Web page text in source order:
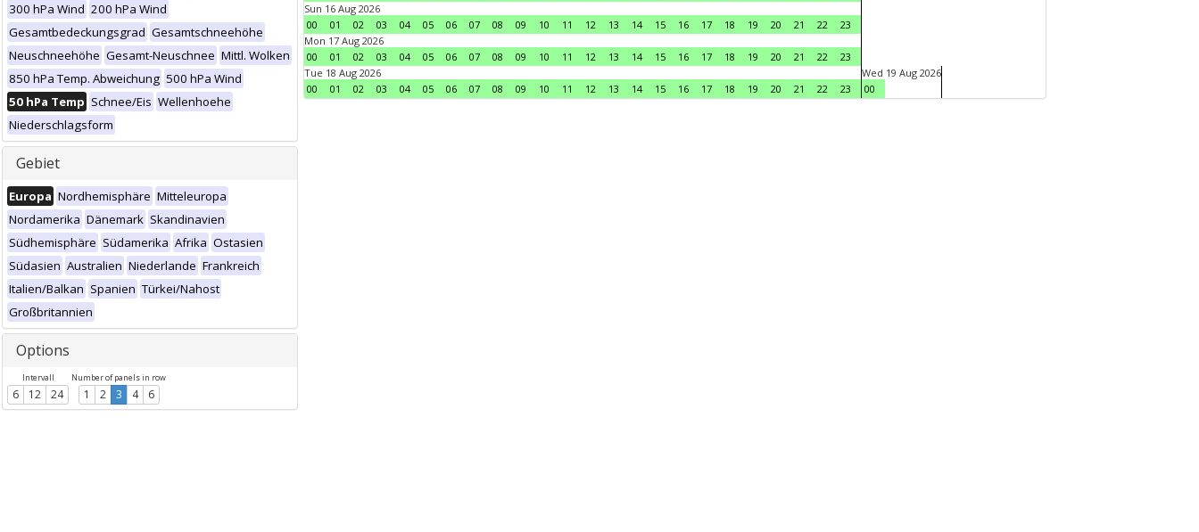
300 hPa Wind 200 hPa Wind
Gesamtbedeckungsgrad Gesamtschneehöhe
Neuschneehöhe Gesamt-Neuschnee Mittl. Wolken
850 hPa Temp. Abweichung 500 hPa Wind
50 hPa Temp Schnee/Eis Wellenhoehe
Niederschlagsform
Gebiet
Europa Nordhemisphäre Mitteleuropa
Nordamerika Dänemark Skandinavien
Südhemisphäre Südamerika Afrika Ostasien
Südasien Australien Niederlande Frankreich
Italien/Balkan Spanien Türkei/Nahost
Großbritannien
Options
Intervall
6 12 24
Number of panels in row
1 2 3 4 6
Sun 16 Aug 2026
00
01 02 03 04 05 06 07 08 09 10 11 12 13 14 15 16 17 18 19 20 21 22
23
Mon 17 Aug 2026
00
01 02 03 04 05 06 07 08 09 10 11 12 13 14 15 16 17 18 19 20 21 22
23
Tue 18 Aug 2026
00
01 02 03 04 05 06 07 08 09 10 11 12 13 14 15 16 17 18 19 20 21 22 23
Wed 19 Aug 2026
00